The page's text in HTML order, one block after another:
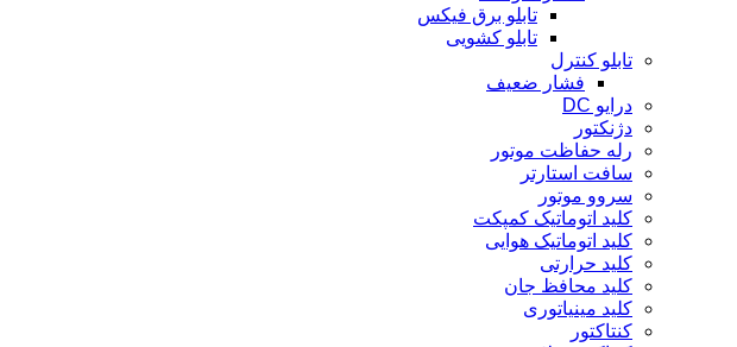
تابلو برق فیکس
تابلو کشویی
تابلو کنترل
فشار ضعیف
درایو DC
دژنکتور
رله حفاظت موتور
سافت استارتر
سروو موتور
کلید اتوماتیک کمپکت
کلید اتوماتیک هوایی
کلید حرارتی
کلید محافظ جان
کلید مینیاتوری
کنتاکتور